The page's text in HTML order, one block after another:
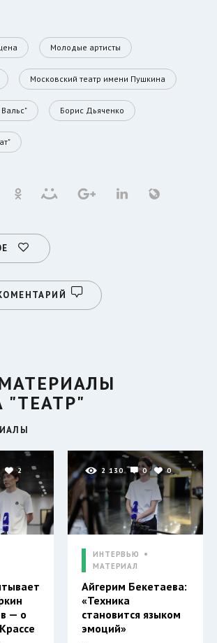
Молодые артисты
Московский театр имени Пушкина
Борис Дьяченко
"ТЕАТР"
2
— о
2 130 0 0
ИНТЕРВЬЮ
МАТЕРИАЛ
Айгерим Бекетаева:
«Техника
становится языком
эмоций»